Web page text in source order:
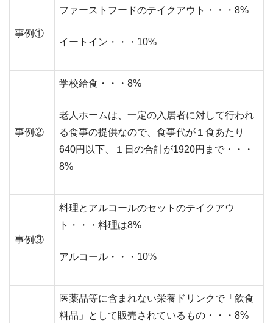
事例①
ファーストフードのテイクアウト・・・8%
イートイン・・・10%
事例②
学校給食・・・8%
老人ホームは、一定の入居者に対して行われ
る食事の提供なので、食事代が１食あたり
640円以下、１日の合計が1920円まで・・・
8%
事例③
料理とアルコールのセットのテイクアウ
ト・・・料理は8%
アルコール・・・10%
医薬品等に含まれない栄養ドリンクで「飲食
料品」として販売されているもの・・・8%